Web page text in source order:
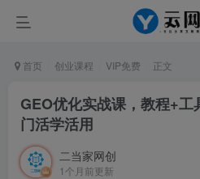
首页 创业课程 VIP免费 正文
GEO优化实战课，教程+
门活学活用
二当家网创
1个月前更新